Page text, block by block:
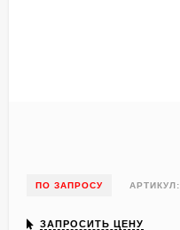
ПО ЗАПРОСУ АРТИКУЛ:
ЗАПРОСИТЬ ЦЕНУ